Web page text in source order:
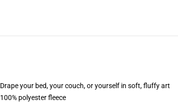
Drape your bed, your couch, or yourself in soft, fluffy art
100% polyester fleece